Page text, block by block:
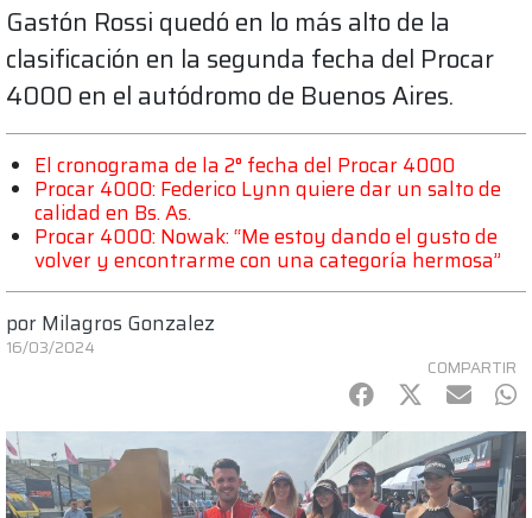
Gastón Rossi quedó en lo más alto de la
clasificación en la segunda fecha del Procar
4000 en el autódromo de Buenos Aires.
El cronograma de la 2° fecha del Procar 4000
Procar 4000: Federico Lynn quiere dar un salto de
calidad en Bs. As.
Procar 4000: Nowak: “Me estoy dando el gusto de
volver y encontrarme con una categoría hermosa”
por Milagros Gonzalez
16/03/2024
COMPARTIR
Facebook
Twitter
mail